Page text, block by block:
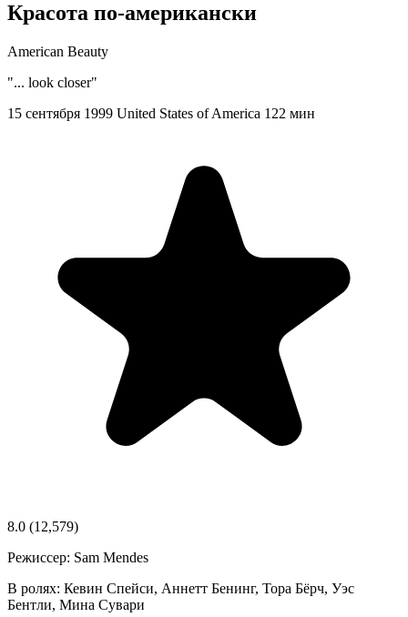
Красота по-американски
American Beauty
"... look closer"
15 сентября 1999 United States of America 122 мин
8.0 (12,579)
Режиссер: Sam Mendes
В ролях: Кевин Спейси, Аннетт Бенинг, Тора Бёрч, Уэс
Бентли, Мина Сувари